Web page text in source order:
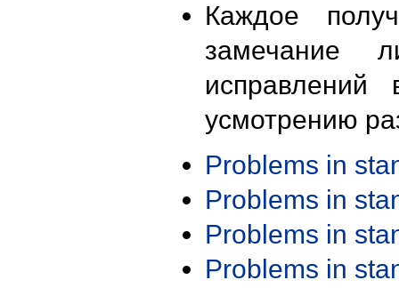
Каждое
замечание
исправлений
усмотрению
Problems in
Problems in
Problems in
Problems in